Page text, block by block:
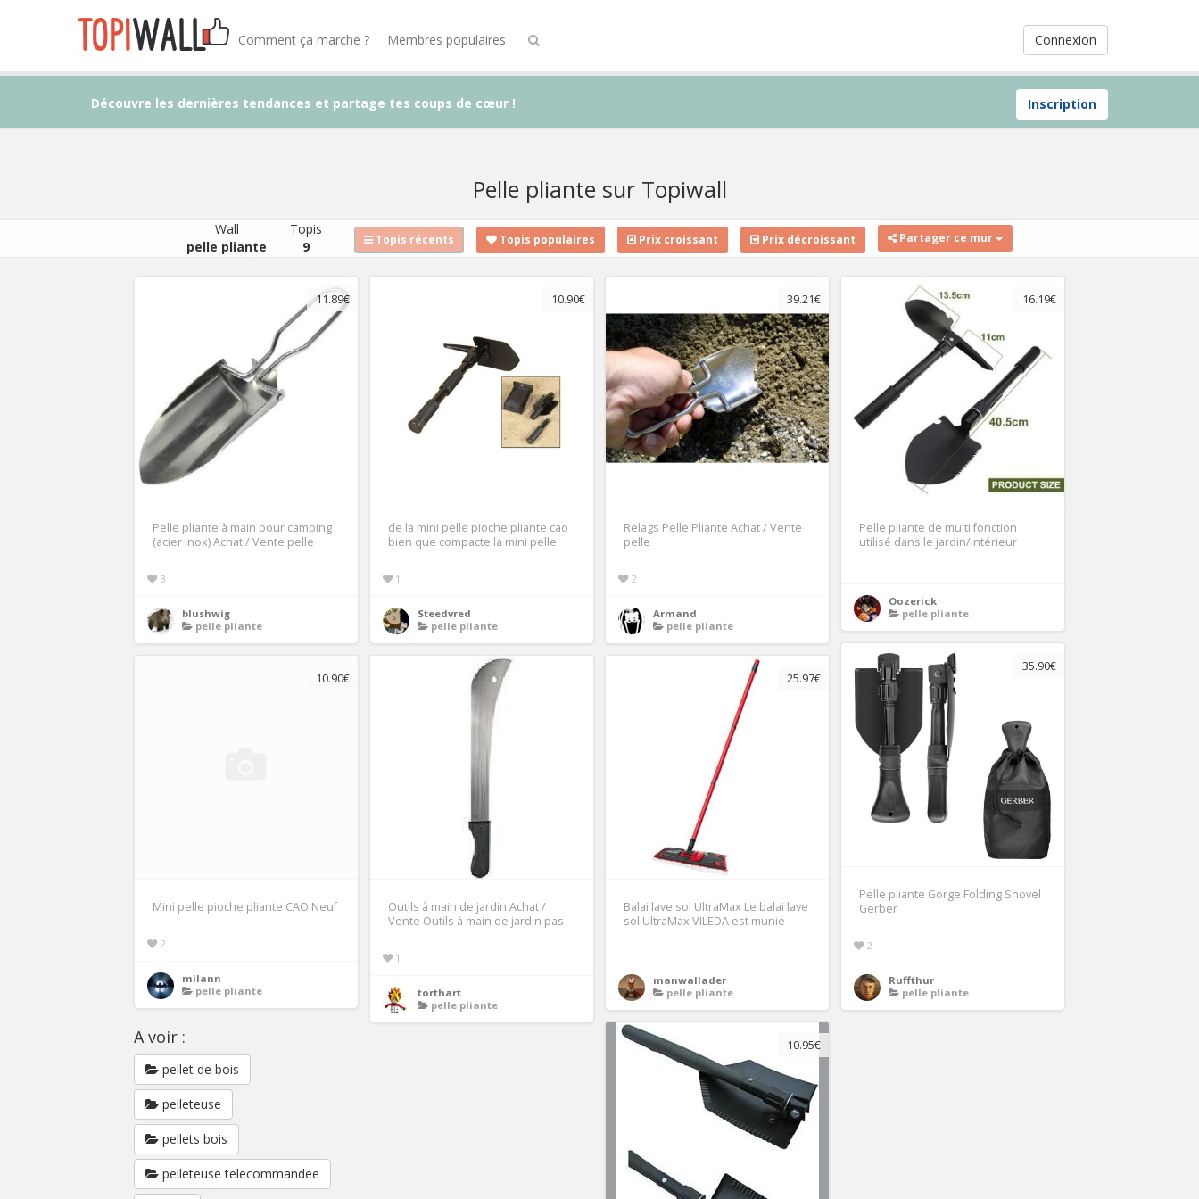
Connexion
Comment ça marche ? Membres populaires
Inscription
Découvre les dernières tendances et partage tes coups de cœur !
Pelle pliante sur Topiwall
Wall
pelle pliante
Topis
9
Topis récents Topis populaires Prix croissant Prix décroissant Partager ce mur
11.89€
Pelle pliante à main pour camping
(acier inox) Achat / Vente pelle
3
blushwig
pelle pliante
10.90€
de la mini pelle pioche pliante cao
bien que compacte la mini pelle
1
Steedvred
pelle pliante
39.21€
Relags Pelle Pliante Achat / Vente
pelle
2
Armand
pelle pliante
16.19€
Pelle pliante de multi fonction
utilisé dans le jardin/intérieur
Oozerick
pelle pliante
35.90€
Pelle pliante Gorge Folding Shovel
Gerber
2
Ruffthur
pelle pliante
10.90€
Mini pelle pioche pliante CAO Neuf
2
milann
pelle pliante
Outils à main de jardin Achat /
Vente Outils à main de jardin pas
1
torthart
pelle pliante
25.97€
Balai lave sol UltraMax Le balai lave
sol UltraMax VILEDA est munie
manwallader
pelle pliante
A voir :
pellet de bois
pelleteuse
pellets bois
pelleteuse telecommandee
10.95€